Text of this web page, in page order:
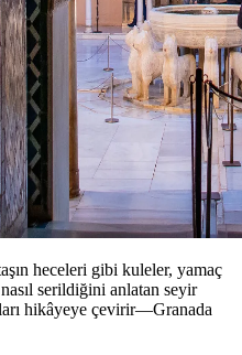
heceleri gibi kuleler, yamaç
serildiğini anlatan seyir
hikâyeye çevirir—Granada